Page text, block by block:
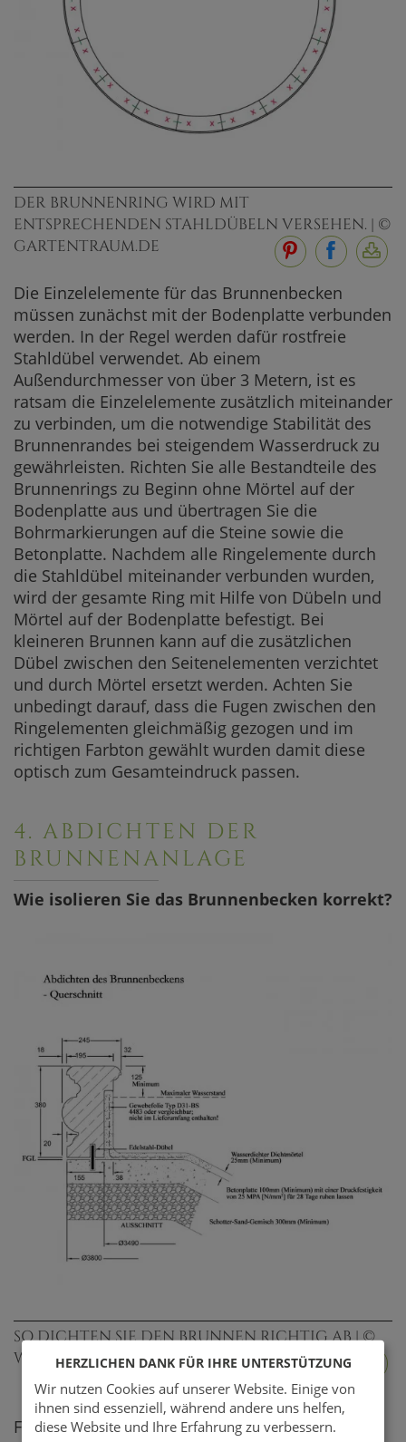
DER BRUNNENRING WIRD MIT
ENTSPRECHENDEN STAHLDÜBELN VERSEHEN. | ©
GARTENTRAUM.DE
Die Einzelelemente für das Brunnenbecken
müssen zunächst mit der Bodenplatte verbunden
werden. In der Regel werden dafür rostfreie
Stahldübel verwendet. Ab einem
Außendurchmesser von über 3 Metern, ist es
ratsam die Einzelelemente zusätzlich miteinander
zu verbinden, um die notwendige Stabilität des
Brunnenrandes bei steigendem Wasserdruck zu
gewährleisten. Richten Sie alle Bestandteile des
Brunnenrings zu Beginn ohne Mörtel auf der
Bodenplatte aus und übertragen Sie die
Bohrmarkierungen auf die Steine sowie die
Betonplatte. Nachdem alle Ringelemente durch
die Stahldübel miteinander verbunden wurden,
wird der gesamte Ring mit Hilfe von Dübeln und
Mörtel auf der Bodenplatte befestigt. Bei
kleineren Brunnen kann auf die zusätzlichen
Dübel zwischen den Seitenelementen verzichtet
und durch Mörtel ersetzt werden. Achten Sie
unbedingt darauf, dass die Fugen zwischen den
Ringelementen gleichmäßig gezogen und im
richtigen Farbton gewählt wurden damit diese
optisch zum Gesamteindruck passen.
4. ABDICHTEN DER
BRUNNENANLAGE
Wie isolieren Sie das Brunnenbecken korrekt?
SO DICHTEN SIE DEN BRUNNEN RICHTIG AB | ©
WINDSORSTONE
Für die Abdichtung des Brunnens kann je nach
HERZLICHEN DANK FÜR IHRE UNTERSTÜTZUNG
Wir nutzen Cookies auf unserer Website. Einige von
ihnen sind essenziell, während andere uns helfen,
diese Website und Ihre Erfahrung zu verbessern.